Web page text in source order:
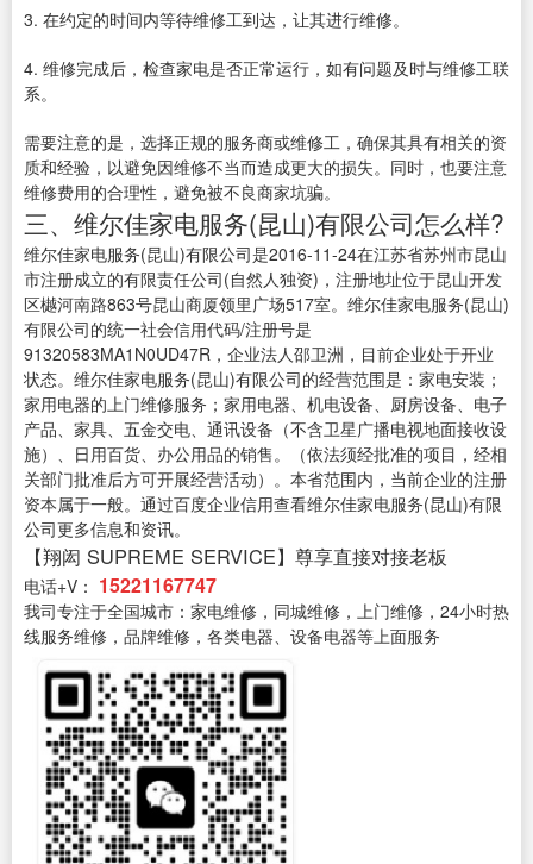
3. 在约定的时间内等待维修工到达，让其进行维修。
4. 维修完成后，检查家电是否正常运行，如有问题及时与维修工联
系。
需要注意的是，选择正规的服务商或维修工，确保其具有相关的资
质和经验，以避免因维修不当而造成更大的损失。同时，也要注意
维修费用的合理性，避免被不良商家坑骗。
三、维尔佳家电服务(昆山)有限公司怎么样?
维尔佳家电服务(昆山)有限公司是2016-11-24在江苏省苏州市昆山
市注册成立的有限责任公司(自然人独资)，注册地址位于昆山开发
区樾河南路863号昆山商厦领里广场517室。维尔佳家电服务(昆山)
有限公司的统一社会信用代码/注册号是
91320583MA1N0UD47R，企业法人邵卫洲，目前企业处于开业
状态。维尔佳家电服务(昆山)有限公司的经营范围是：家电安装；
家用电器的上门维修服务；家用电器、机电设备、厨房设备、电子
产品、家具、五金交电、通讯设备（不含卫星广播电视地面接收设
施）、日用百货、办公用品的销售。（依法须经批准的项目，经相
关部门批准后方可开展经营活动）。本省范围内，当前企业的注册
资本属于一般。通过百度企业信用查看维尔佳家电服务(昆山)有限
公司更多信息和资讯。
【翔闳 SUPREME SERVICE】尊享直接对接老板
电话+V： 15221167747
我司专注于全国城市：家电维修，同城维修，上门维修，24小时热
线服务维修，品牌维修，各类电器、设备电器等上面服务